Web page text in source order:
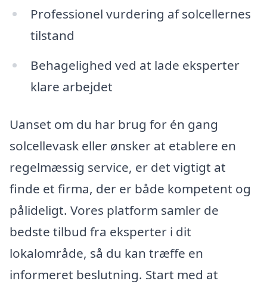
Professionel vurdering af solcellernes
tilstand
Behagelighed ved at lade eksperter
klare arbejdet
Uanset om du har brug for én gang
solcellevask eller ønsker at etablere en
regelmæssig service, er det vigtigt at
finde et firma, der er både kompetent og
pålideligt. Vores platform samler de
bedste tilbud fra eksperter i dit
lokalområde, så du kan træffe en
informeret beslutning. Start med at